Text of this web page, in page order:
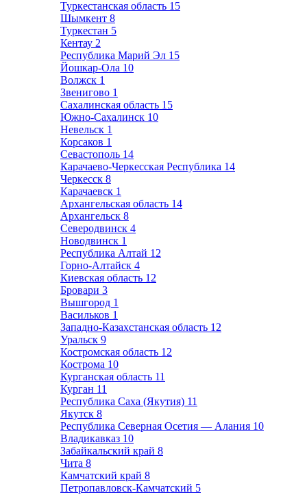
Туркестанская область 15
Шымкент 8
Туркестан 5
Кентау 2
Республика Марий Эл 15
Йошкар-Ола 10
Волжск 1
Звенигово 1
Сахалинская область 15
Южно-Сахалинск 10
Невельск 1
Корсаков 1
Севастополь 14
Карачаево-Черкесская Республика 14
Черкесск 8
Карачаевск 1
Архангельская область 14
Архангельск 8
Северодвинск 4
Новодвинск 1
Республика Алтай 12
Горно-Алтайск 4
Киевская область 12
Бровари 3
Вышгород 1
Васильков 1
Западно-Казахстанская область 12
Уральск 9
Костромская область 12
Кострома 10
Курганская область 11
Курган 11
Республика Саха (Якутия) 11
Якутск 8
Республика Северная Осетия — Алания 10
Владикавказ 10
Забайкальский край 8
Чита 8
Камчатский край 8
Петропавловск-Камчатский 5